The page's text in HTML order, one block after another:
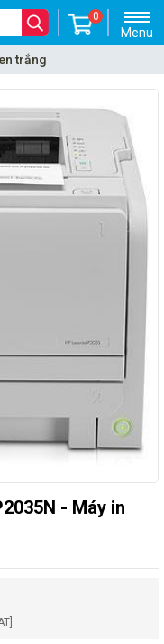
Menu
0
trắng
- Máy in